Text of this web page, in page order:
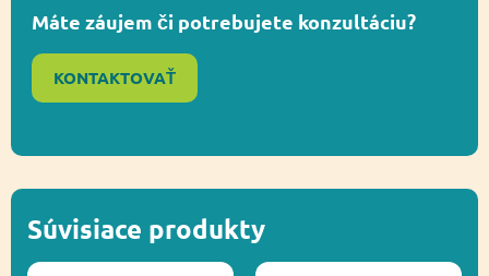
Ďalšie informácie
Máte záujem či potrebujete konzultáciu?
KONTAKTOVAŤ
Súvisiace produkty